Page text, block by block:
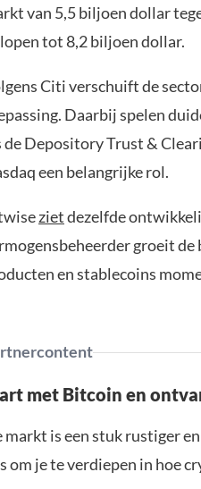
van 5,5 biljoen dollar
tot 8,2 biljoen dollar.
Citi verschuift de
Daarbij spelen
de Depository Trust &
een belangrijke rol.
zietdezelfde
groeit
en stablecoins
met Bitcoin en
markt is een stuk rustiger
om je te verdiepen in hoe